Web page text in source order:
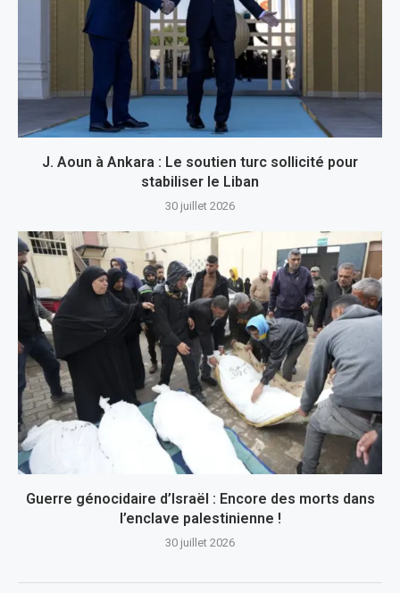
J. Aoun à Ankara : Le soutien turc sollicité pour
stabiliser le Liban
30 juillet 2026
Guerre génocidaire d’Israël : Encore des morts dans
l’enclave palestinienne !
30 juillet 2026